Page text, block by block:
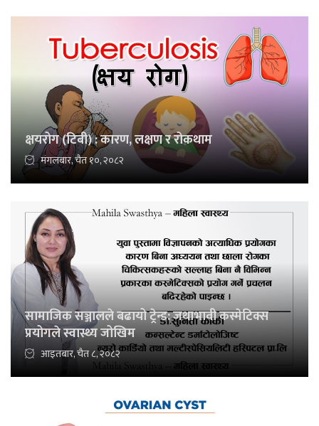
क्षयरोग (टिबी) : कारण, लक्षण र रोकथाम
मंगलबार, चैत १०, २०८२
सामाजिक सञ्जालले बढायो ट्रेन्ड: जथाभावी कस्मेटिक्स
प्रयोगले स्वास्थ्य जोखिम
आइतबार, चैत ८, २०८२